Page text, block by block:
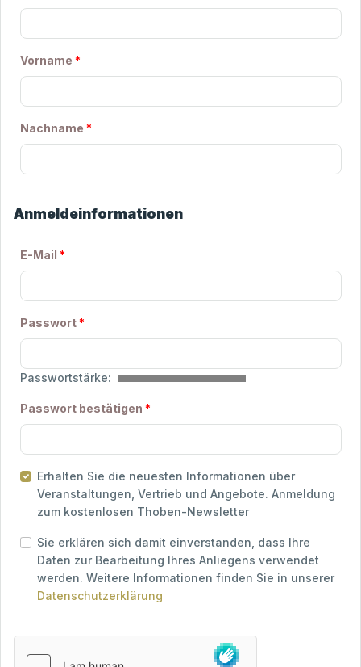
Vorname *
Nachname *
Anmeldeinformationen
E-Mail *
Passwort*
Passwortstärke:
Passwort bestätigen *
Erhalten Sie die neuesten Informationen über
Veranstaltungen, Vertrieb und Angebote. Anmeldung
zum kostenlosen Thoben-Newsletter
Sie erklären sich damit einverstanden, dass Ihre
Daten zur Bearbeitung Ihres Anliegens verwendet
werden. Weitere Informationen finden Sie in unserer
Datenschutzerklärung